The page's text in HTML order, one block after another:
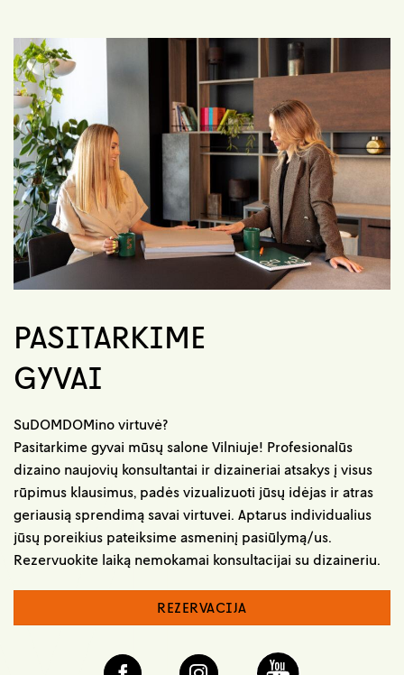
PASITARKIME
GYVAI
SuDOMDOMino virtuvė?
Pasitarkime gyvai mūsų salone Vilniuje! Profesionalūs
dizaino naujovių konsultantai ir dizaineriai atsakys į visus
rūpimus klausimus, padės vizualizuoti jūsų idėjas ir atras
geriausią sprendimą savai virtuvei. Aptarus individualius
jūsų poreikius pateiksime asmeninį pasiūlymą/us.
Rezervuokite laiką nemokamai konsultacijai su dizaineriu.
REZERVACIJA